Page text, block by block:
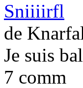
Sniiiirfl
de
Je suis
7 comm